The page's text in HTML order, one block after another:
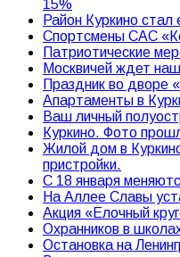
15%
Район Куркино
Спортсмены САС
Патриотические
Москвичей ждет
Праздник во дворе
Апартаменты в
Ваш личный
Куркино. Фото
Жилой дом в
пристройки.
С 18 января
На Аллее Славы
Акция «Елочный
Охранников в
Остановка на